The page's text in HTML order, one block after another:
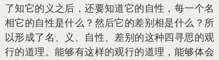
了知它的义之后，还要知道它的自性，每一个名
相它的自性是什么？然后它的差别相是什么？所
以形成了名、义、自性、差别的这种四寻思的观
行的道理。能够有这样的观行的道理，能够体会